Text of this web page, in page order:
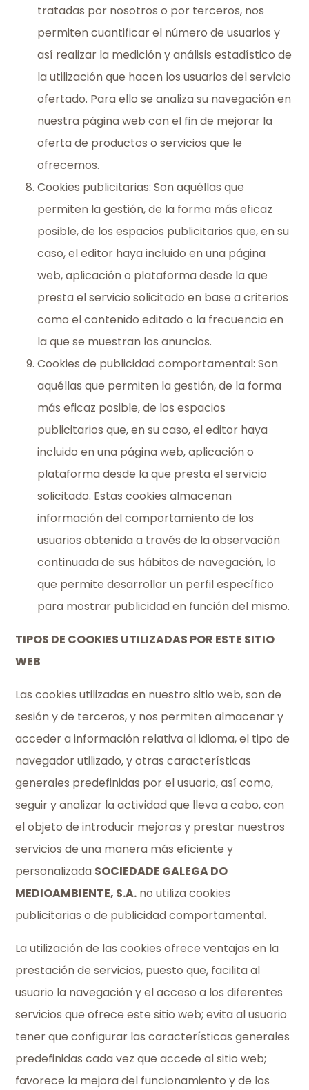
tratadas por nosotros o por terceros, nos
permiten cuantificar el número de usuarios y
así realizar la medición y análisis estadístico de
la utilización que hacen los usuarios del servicio
ofertado. Para ello se analiza su navegación en
nuestra página web con el fin de mejorar la
oferta de productos o servicios que le
ofrecemos.
Cookies publicitarias: Son aquéllas que
permiten la gestión, de la forma más eficaz
posible, de los espacios publicitarios que, en su
caso, el editor haya incluido en una página
web, aplicación o plataforma desde la que
presta el servicio solicitado en base a criterios
como el contenido editado o la frecuencia en
la que se muestran los anuncios.
Cookies de publicidad comportamental: Son
aquéllas que permiten la gestión, de la forma
más eficaz posible, de los espacios
publicitarios que, en su caso, el editor haya
incluido en una página web, aplicación o
plataforma desde la que presta el servicio
solicitado. Estas cookies almacenan
información del comportamiento de los
usuarios obtenida a través de la observación
continuada de sus hábitos de navegación, lo
que permite desarrollar un perfil específico
para mostrar publicidad en función del mismo.
TIPOS DE COOKIES UTILIZADAS POR ESTE SITIO
WEB
Las cookies utilizadas en nuestro sitio web, son de
sesión y de terceros, y nos permiten almacenar y
acceder a información relativa al idioma, el tipo de
navegador utilizado, y otras características
generales predefinidas por el usuario, así como,
seguir y analizar la actividad que lleva a cabo, con
el objeto de introducir mejoras y prestar nuestros
servicios de una manera más eficiente y
personalizada SOCIEDADE GALEGA DO
MEDIOAMBIENTE, S.A. no utiliza cookies
publicitarias o de publicidad comportamental.
La utilización de las cookies ofrece ventajas en la
prestación de servicios, puesto que, facilita al
usuario la navegación y el acceso a los diferentes
servicios que ofrece este sitio web; evita al usuario
tener que configurar las características generales
predefinidas cada vez que accede al sitio web;
favorece la mejora del funcionamiento y de los